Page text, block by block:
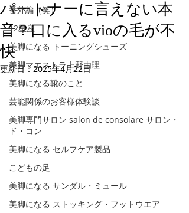
番外編（笑）
12星座
美脚になる トーニングシューズ
美脚マエストラ上野由理
美脚になる靴のこと
芸能関係のお客様体験談
美脚専門サロン salon de consolare サロン・
ド・コン
美脚になる セルフケア製品
こどもの足
美脚になる サンダル・ミュール
美脚になる ストッキング・フットウエア
パートナーに言えない本
音？口に入るvioの毛が不
快
更新日：2025年4月22日